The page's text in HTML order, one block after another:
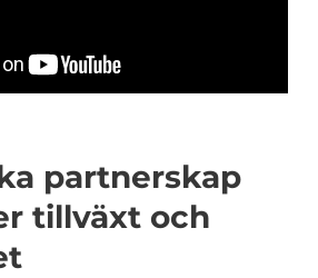
partnerskap
tillväxt och